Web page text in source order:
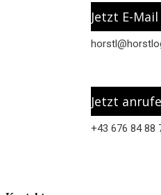
Jetzt E-
horstl@
Jetzt
+43 676 84 88